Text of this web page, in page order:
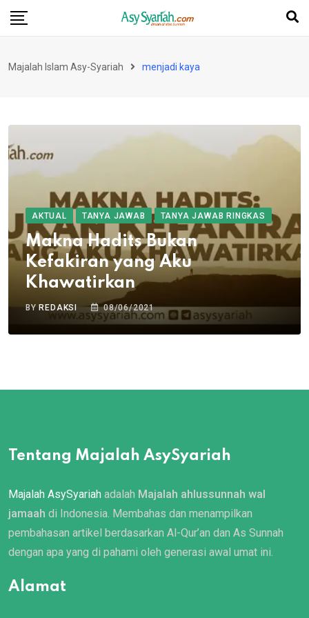
Skip
Majalah Islam Asy-Syariah menjadi kaya
AKTUAL TANYA JAWAB TANYA JAWAB RINGKAS
Makna Hadits Bukan
Kefakiran yang Aku
Khawatirkan
BY REDAKSI 08/06/2021
Tentang Majalah AsySyariah
Majalah AsySyariah adalah Majalah ahlussunnah wal
jamaah di Indonesia. Membahas dan menampilkan
pembahasan artikel berdasarkan Al-Qur’an dan As Sunnah
dengan apa yang di pahami oleh generasi awal umat ini.
Alamat